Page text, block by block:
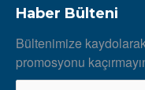
Haber Bülteni
Bültenimize
promosyonu